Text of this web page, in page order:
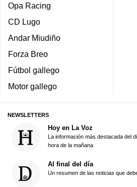
Opa Racing
CD Lugo
Andar Miudiño
Forza Breo
Fútbol gallego
Motor gallego
NEWSLETTERS
Hoy en La Voz
La información más destacada del
hora de la mañana
Al final del día
Un resumen de las noticias que